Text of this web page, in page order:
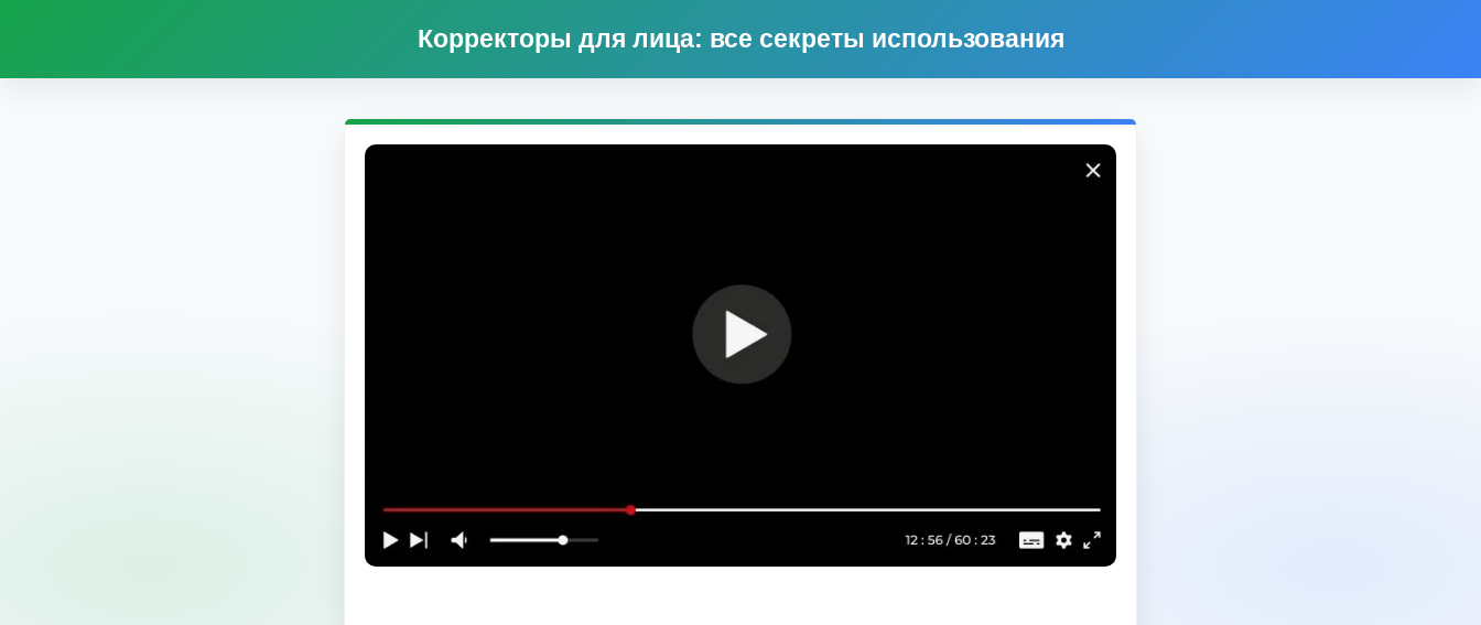
Корректоры для лица: все секреты использования